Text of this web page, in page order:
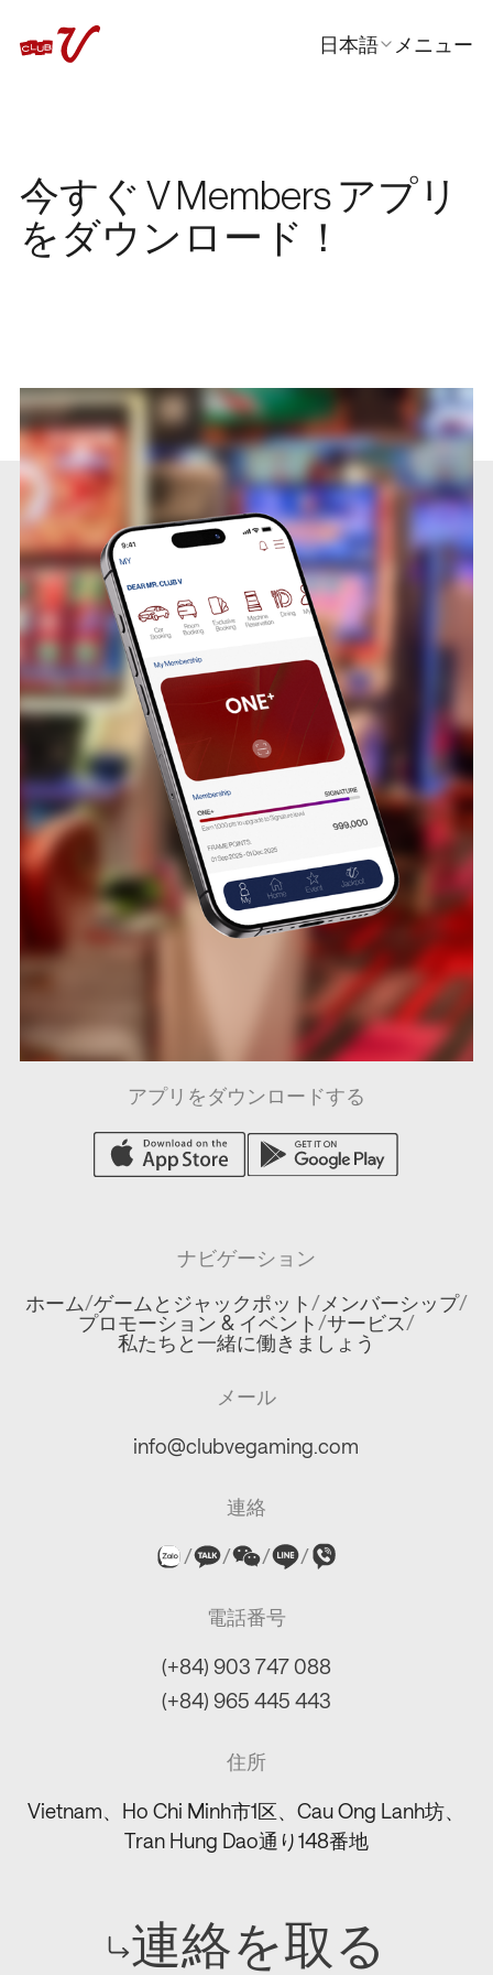
/
日本語
メニュー
今すぐ V Members アプリ
をダウンロード！
ナビゲーション
ホーム/ゲームとジャックポット /メンバーシップ/
プロモーション & イベント /サービス/
私たちと一緒に働きましょう
アプリをダウンロードする
メール
info@clubvegaming.com
連絡
/ / / /
電話番号
(+84) 903 747 088
(+84) 965 445 443
住所
Vietnam、Ho Chi Minh市1区、Cau Ong Lanh坊、
Tran Hung Dao通り148番地
連絡を取る